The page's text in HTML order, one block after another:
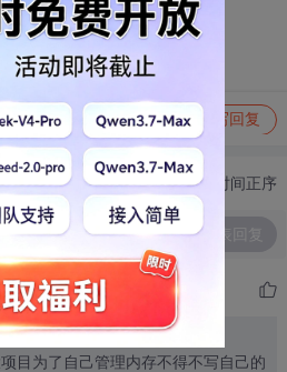
写回复
切换为时间正序
发表回复
目为了自己管理内存不得不写自己的